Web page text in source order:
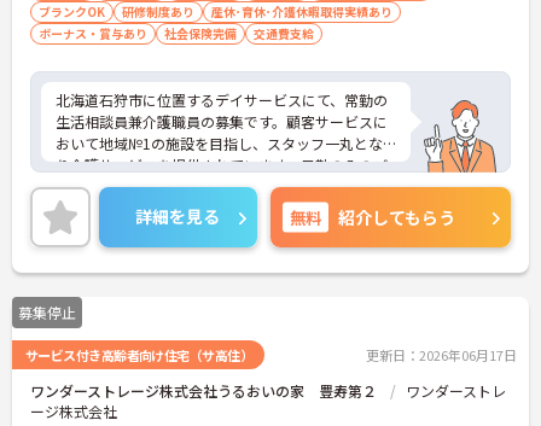
ブランクOK
研修制度あり
産休･育休･介護休暇取得実績あり
ボーナス・賞与あり
社会保険完備 交通費支給
北海道石狩市に位置するデイサービスにて、常勤の
生活相談員兼介護職員の募集です。顧客サービスに
おいて地域№1の施設を目指し、スタッフ一丸とな
り介護サービスを提供されています。日勤のみのご
勤務で、ワークライフバランスも大切に働ける環境
です。ご興味のある方には、面接対策ポイントな
ど、さらに詳細をお話しいたしますのでお気軽にご
相談ください！
詳細を見る 無料 紹介してもらう
募集停止
サービス付き高齢者向け住宅（サ高住） 更新日：2026年06月17日
ワンダーストレージ株式会社うるおいの家 豊寿第２
ワンダーストレ
ージ株式会社